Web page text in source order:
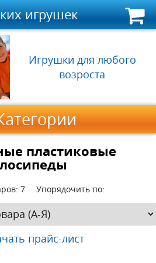
игрушек
Игрушки для любого
возроста
пластиковые
7 Упорядочить по:
прайс-лист